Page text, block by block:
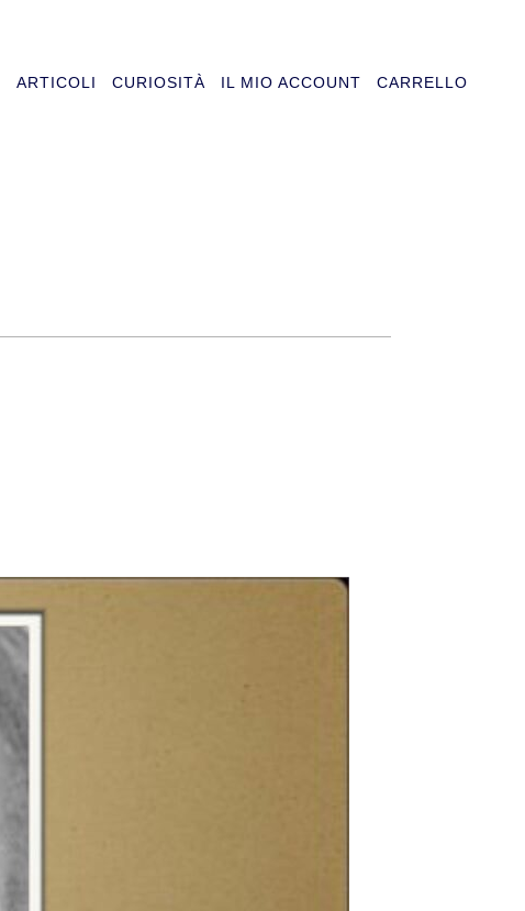
ARTICOLI CURIOSITÀ IL MIO ACCOUNT CARRELLO